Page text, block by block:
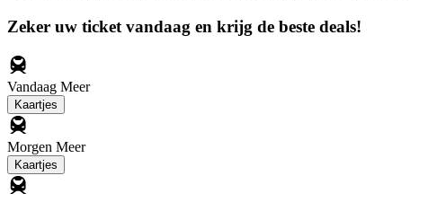
Zeker uw ticket vandaag en krijg de beste deals!
Vandaag Meer
Kaartjes
Morgen Meer
Kaartjes